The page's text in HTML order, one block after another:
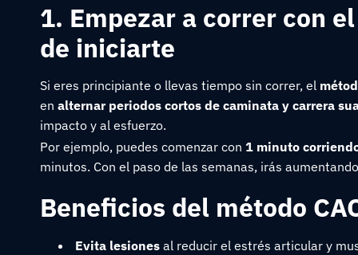
1. Empezar a correr con
de iniciarte
Si eres principiante o llevas tiempo sin correr, el
en alternar periodos cortos de caminata y carrera
impacto y al esfuerzo.
Por ejemplo, puedes comenzar con 1 minuto
minutos. Con el paso de las semanas, irás
Beneficios del método
Evita lesiones al reducir el estrés articular y